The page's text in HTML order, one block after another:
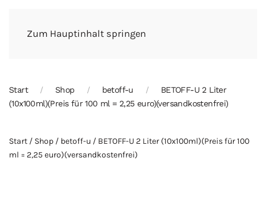
Zum Hauptinhalt springen
Start Shop betoff-u
BETOFF-U 2 Liter
(10x100ml)(Preis für 100 ml = 2,25 euro)(versandkostenfrei)
Start / Shop / betoff-u / BETOFF-U 2 Liter (10x100ml)(Preis für 100
ml = 2,25 euro)(versandkostenfrei)